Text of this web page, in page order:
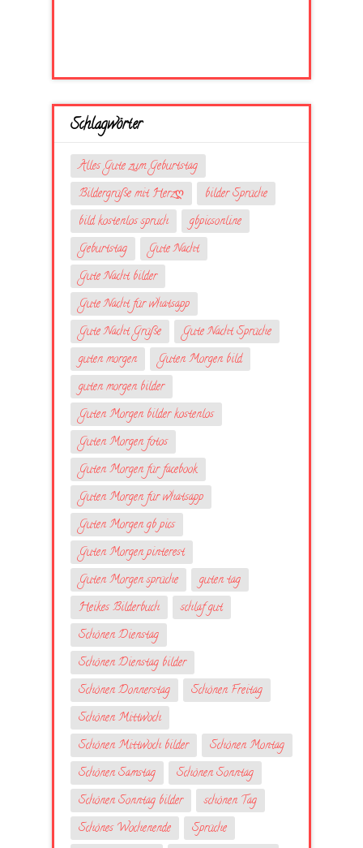
Schlagwörter
Alles Gute zum Geburtstag
Bildergrüße mit Herzღ
bilder Sprüche
bild kostenlos spruch
gbpicsonline
Geburtstag
Gute Nacht
Gute Nacht bilder
Gute Nacht für whatsapp
Gute Nacht Grüße
Gute Nacht Sprüche
guten morgen
Guten Morgen bild
guten morgen bilder
Guten Morgen bilder kostenlos
Guten Morgen fotos
Guten Morgen für facebook
Guten Morgen für whatsapp
Guten Morgen gb pics
Guten Morgen pinterest
Guten Morgen sprüche
guten tag
Heikes Bilderbuch
schlaf gut
Schönen Dienstag
Schönen Dienstag bilder
Schönen Donnerstag
Schönen Freitag
Schönen Mittwoch
Schönen Mittwoch bilder
Schönen Montag
Schönen Samstag
Schönen Sonntag
Schönen Sonntag bilder
schönen Tag
Schönes Wochenende
Sprüche